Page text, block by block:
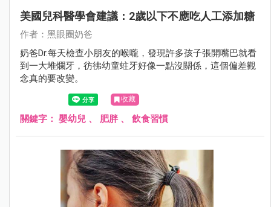
美國兒科醫學會建議：2歲以下不應吃人工添加糖
作者：黑眼圈奶爸
奶爸Dr.每天檢查小朋友的喉嚨，發現許多孩子張開嘴巴就看
到一大堆爛牙，彷彿幼童蛀牙好像一點沒關係，這個偏差觀
念真的要改變。
收藏
關鍵字： 嬰幼兒 、 肥胖、 飲食習慣